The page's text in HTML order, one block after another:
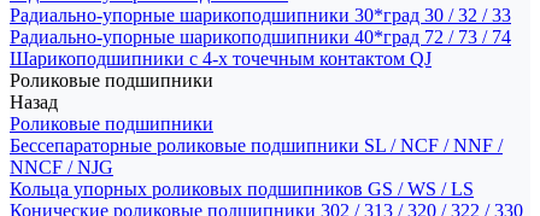
Радиально-упорные шарикоподшипники 30*град 30 / 32 / 33
Радиально-упорные шарикоподшипники 40*град 72 / 73 / 74
Шарикоподшипники с 4-х точечным контактом QJ
Роликовые подшипники
Назад
Роликовые подшипники
Бессепараторные роликовые подшипники SL / NCF / NNF /
NNCF / NJG
Кольца упорных роликовых подшипников GS / WS / LS
Конические роликовые подшипники 302 / 313 / 320 / 322 / 330